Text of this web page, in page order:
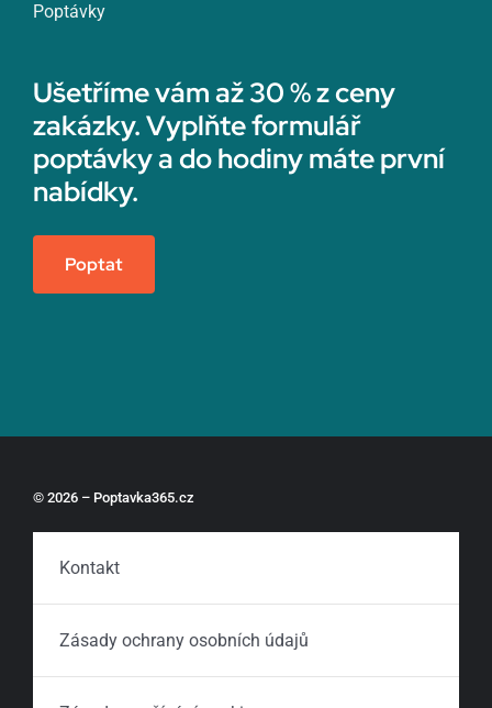
Poptávky
Ušetříme vám až 30 % z ceny
zakázky. Vyplňte formulář
poptávky a do hodiny máte první
nabídky.
Poptat
© 2026 – Poptavka365.cz
Kontakt
Zásady ochrany osobních údajů